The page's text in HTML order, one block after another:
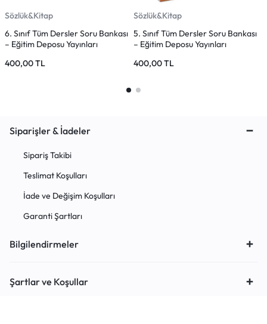
Sözlük&Kitap
6. Sınıf Tüm Dersler Soru Bankası
– Eğitim Deposu Yayınları
400,00TL
Sözlük&Kitap
5. Sınıf Tüm Dersler Soru Bankası
– Eğitim Deposu Yayınları
400,00TL
Siparişler & İadeler
Sipariş Takibi
Teslimat Koşulları
İade ve Değişim Koşulları
Garanti Şartları
Bilgilendirmeler
Şartlar ve Koşullar